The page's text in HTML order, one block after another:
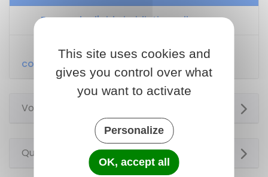
Demande d'aide juridictionnelle
Demander la désignation d’un avocat
commis d’office
Voir aussi
Questions ? Réponses !
This site uses cookies and
gives you control over what
you want to activate
Personalize
OK, accept all